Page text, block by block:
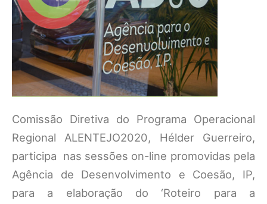
Comissão Diretiva do Programa Operacional
Regional ALENTEJO2020, Hélder Guerreiro,
participa nas sessões on-line promovidas pela
Agência de Desenvolvimento e Coesão, IP,
para a elaboração do ‘Roteiro para a